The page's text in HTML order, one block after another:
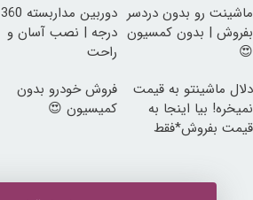
ماشینت رو بدون دردسر
بفروش | بدون کمسیون
😍
دوربین مداربسته 360
درجه | نصب آسان و
راحت
دلال ماشینتو به قیمت
نمیخره! بیا اینجا به
قیمت بفروش*فقط
فروش خودرو بدون
کمیسیون 😍